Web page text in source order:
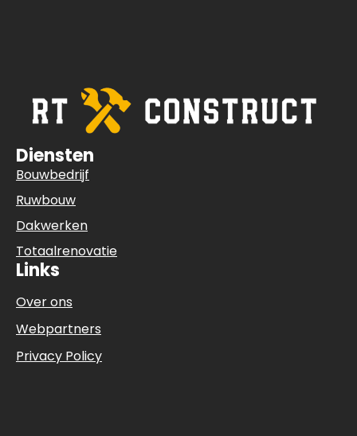
Diensten
Bouwbedrijf
Ruwbouw
Dakwerken
Totaalrenovatie
Links
Over ons
Webpartners
Privacy Policy